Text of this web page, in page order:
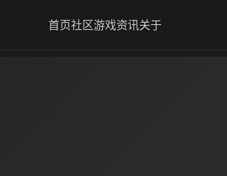
首页社区游戏资讯关于